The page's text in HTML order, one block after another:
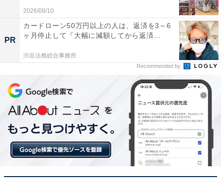
た
音が上や横からも降ってくるような不思議な感覚が
あり、自宅での映画鑑賞が格段に楽しくなりました
映画館のような臨場感を自宅で手軽に再現したい人や、
設置スペースを抑えつつ音質に妥協したくない人には、
おすすめの商品といえそうです。
2026/08/10
PR
カードローン50万円以上の人は、返済を3～6
ヶ月停止して『大幅に減額してから返済...
渋谷法務総合事務所
Recommended by